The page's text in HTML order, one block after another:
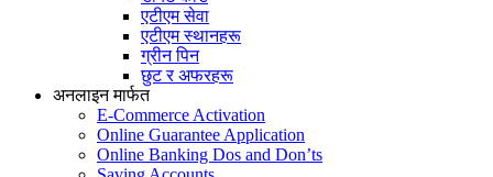
एटीएम सेवा
एटीएम स्थानहरू
ग्रीन पिन
छुट र अफरहरू
अनलाइन मार्फत
E-Commerce Activation
Online Guarantee Application
Online Banking Dos and Don’ts